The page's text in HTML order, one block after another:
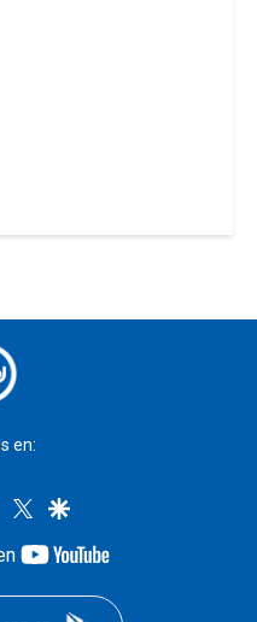
en:
instagram
twittergoogle
youtube-